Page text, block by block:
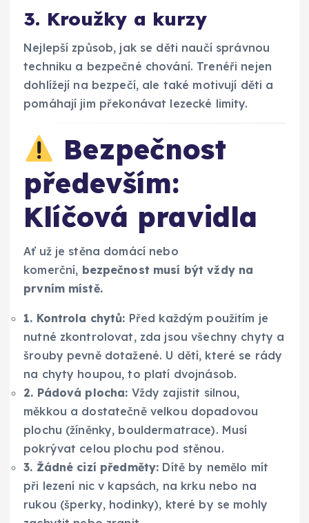
3. Kroužky a kurzy
Nejlepší způsob, jak se děti naučí správnou
techniku a bezpečné chování. Trenéři nejen
dohlížejí na bezpečí, ale také motivují děti a
pomáhají jim překonávat lezecké limity.
Bezpečnost
především:
Klíčová pravidla
Ať už je stěna domácí nebo
komerční, bezpečnost musí být vždy na
prvním místě.
1. Kontrola chytů: Před každým použitím je
nutné zkontrolovat, zda jsou všechny chyty a
šrouby pevně dotažené. U dětí, které se rády
na chyty houpou, to platí dvojnásob.
2. Pádová plocha: Vždy zajistit silnou,
měkkou a dostatečně velkou dopadovou
plochu (žíněnky, bouldermatrace). Musí
pokrývat celou plochu pod stěnou.
3. Žádné cizí předměty: Dítě by nemělo mít
při lezení nic v kapsách, na krku nebo na
rukou (šperky, hodinky), které by se mohly